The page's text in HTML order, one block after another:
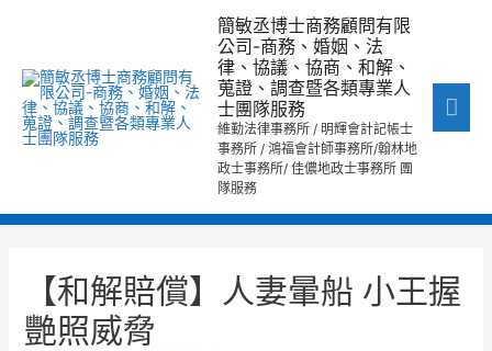
簡敏丞博士商務顧問有限
公司-商務、婚姻、法
律、協議、協商、和解、
蒐證、調查暨各類專業人
士團隊服務
維勤法律事務所 / 明輝會計記帳士
事務所 / 鴻福會計師事務所/翰林地
政士事務所/ 佳儂地政士事務所 團
隊服務
選
【和解賠償】人妻暈船 小王握
艷照威脅
導
覽